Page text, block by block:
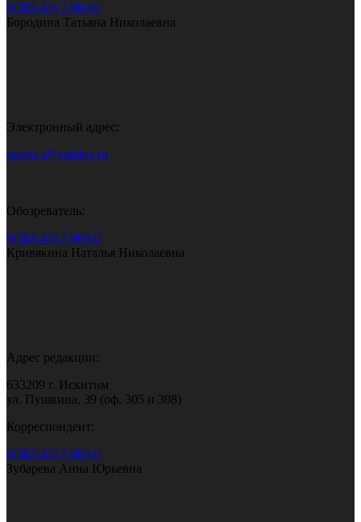
8(383-43) 7-90-60
Бородина Татьяна Николаевна
Электронный адрес:
gazeta.i@yandex.ru
Обозреватель:
8(383-43) 7-90-60
Кривякина Наталья Николаевна
Адрес редакции:
633209 г. Искитим
ул. Пушкина, 39 (оф. 305 и 308)
Корреспондент:
8(383-43) 7-90-60
Зубарева Анна Юрьевна